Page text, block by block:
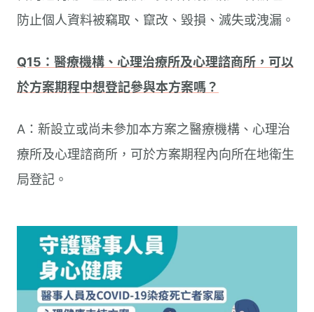
防止個人資料被竊取、竄改、毀損、滅失或洩漏。
Q15：醫療機構、心理治療所及心理諮商所，可以
於方案期程中想登記參與本方案嗎？
A：新設立或尚未參加本方案之醫療機構、心理治
療所及心理諮商所，可於方案期程內向所在地衛生
局登記。